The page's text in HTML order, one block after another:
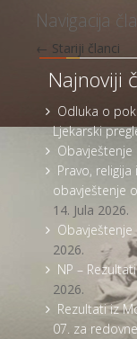
Navigacija
← Stariji članci
Najnoviji
Odluka o
Ljekarski
Pravo,
obavještenje
14. Jula 2026.
2026.
NP –
2026.
Rezultati iz
07. za